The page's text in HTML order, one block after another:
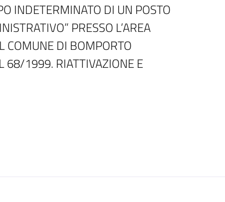
INDETERMINATO DI UN POSTO
PRESSO L’AREA
COMUNE DI BOMPORTO
68/1999. RIATTIVAZIONE E